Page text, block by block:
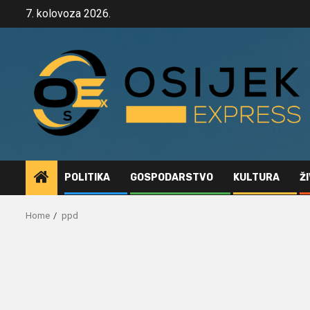
7. kolovoza 2026.
POLITIKA GOSPODARSTVO KULTURA
Home ppd